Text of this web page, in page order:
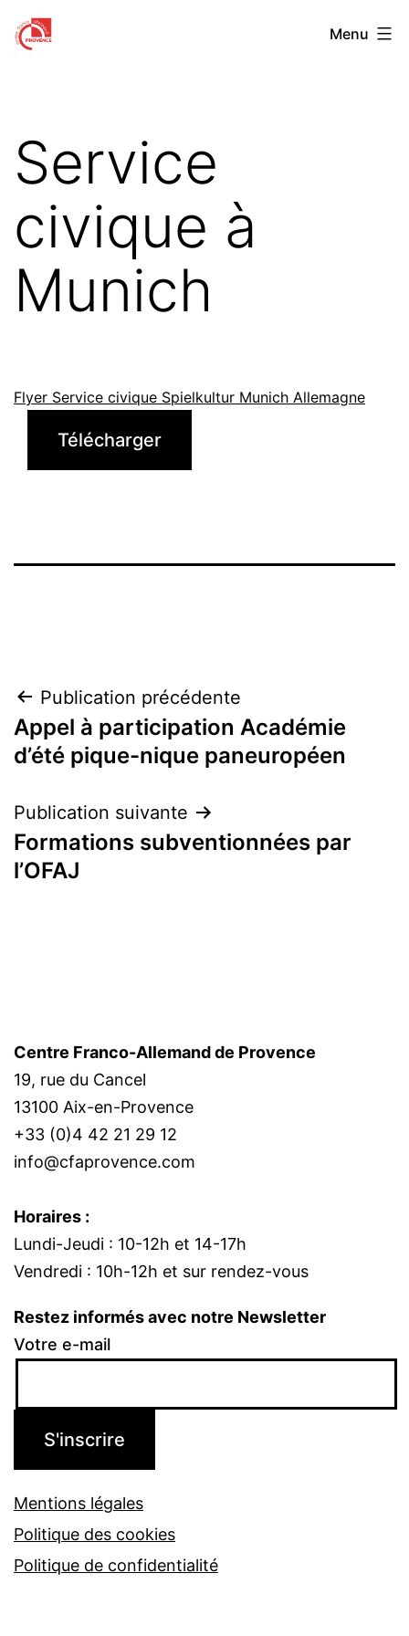
Aller
auCentre
Provence
Menu
Service
civique à
Munich
Flyer Service civique Spielkultur Munich Allemagne
Télécharger
Navigation
de
Publication précédente
Appel à participation Académie
d’été pique-nique paneuropéen
Publication suivante
Formations subventionnées par
l’OFAJ
Centre Franco-Allemand de Provence
19, rue du Cancel
13100 Aix-en-Provence
+33 (0)4 42 21 29 12
info@cfaprovence.com
Horaires :
Lundi-Jeudi : 10-12h et 14-17h
Vendredi : 10h-12h et sur rendez-vous
Restez informés avec notre Newsletter
Votre e-mail
Mentions légales
Politique des cookies
Politique de confidentialité